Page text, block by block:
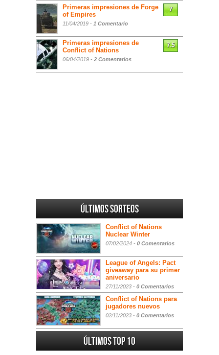
Primeras impresiones de Forge
of Empires
11/04/2019 - 1 Comentario
7
Primeras impresiones de
Conflict of Nations
06/04/2019 - 2 Comentarios
7.5
Últimos sorteos
Conflict of Nations
Nuclear Winter
07/02/2024 - 0 Comentarios
League of Angels: Pact
giveaway para su primer
aniversario
27/11/2023 - 0 Comentarios
Conflict of Nations para
jugadores nuevos
02/11/2023 - 0 Comentarios
Últimos Top 10